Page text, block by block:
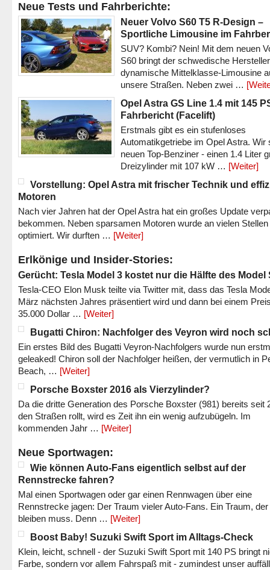
Neue Tests und Fahrberichte:
Neuer Volvo S60 T5 R-Design –
Sportliche Limousine im
SUV? Kombi? Nein! Mit dem neuen
S60 bringt der schwedische
dynamische Mittelklasse-Limousine
unsere Straßen. Neben zwei …
Opel Astra GS Line 1.4 mit 145
Fahrbericht (Facelift)
Erstmals gibt es ein stufenloses
Automatikgetriebe im Opel Astra. Wir
neuen Top-Benziner - einen 1.4 Liter
Dreizylinder mit 107 kW … [Weiter]
Vorstellung: Opel Astra mit frischer Technik und
Motoren
Nach vier Jahren hat der Opel Astra hat ein großes Update
bekommen. Neben sparsamen Motoren wurde an vielen Stellen
optimiert. Wir durften … [Weiter]
Erlkönige und Insider-Stories:
Gerücht: Tesla Model 3 kostet nur die Hälfte des Model
Tesla-CEO Elon Musk teilte via Twitter mit, dass das Tesla
März nächsten Jahres präsentiert wird und dann bei einem
35.000 Dollar … [Weiter]
Bugatti Chiron: Nachfolger des Veyron wird noch
Ein erstes Bild des Bugatti Veyron-Nachfolgers wurde nun
geleaked! Chiron soll der Nachfolger heißen, der vermutlich in
Beach, … [Weiter]
Porsche Boxster 2016 als Vierzylinder?
Da die dritte Generation des Porsche Boxster (981) bereits seit
den Straßen rollt, wird es Zeit ihn ein wenig aufzubügeln. Im
kommenden Jahr … [Weiter]
Neue Sportwagen:
Wie können Auto-Fans eigentlich selbst auf der
Rennstrecke fahren?
Mal einen Sportwagen oder gar einen Rennwagen über eine
Rennstrecke jagen: Der Traum vieler Auto-Fans. Ein Traum,
bleiben muss. Denn … [Weiter]
Boost Baby! Suzuki Swift Sport im Alltags-Check
Klein, leicht, schnell - der Suzuki Swift Sport mit 140 PS bringt
Farbe, sondern vor allem Fahrspaß mit - zumindest unser